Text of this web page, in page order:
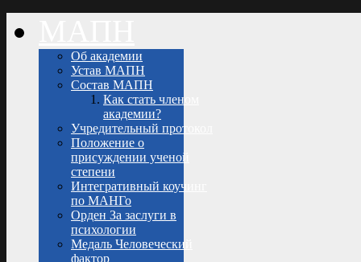
Об академии
Устав МАПН
Состав МАПН
Как стать членом
академии?
Учредительный протокол
Положение о
присуждении ученой
степени
Интегративный коучинг
по МАНГо
Орден За заслуги в
психологии
Медаль Человеческий
фактор